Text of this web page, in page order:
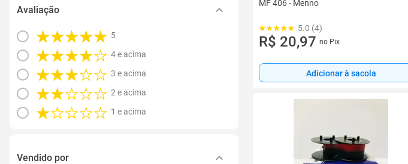
Avaliação
5
4 e acima
3 e acima
2 e acima
1 e acima
Vendido por
MF 406 - Menno
5.0 (4)
R$ 20,97 no Pix
Adicionar à sacola